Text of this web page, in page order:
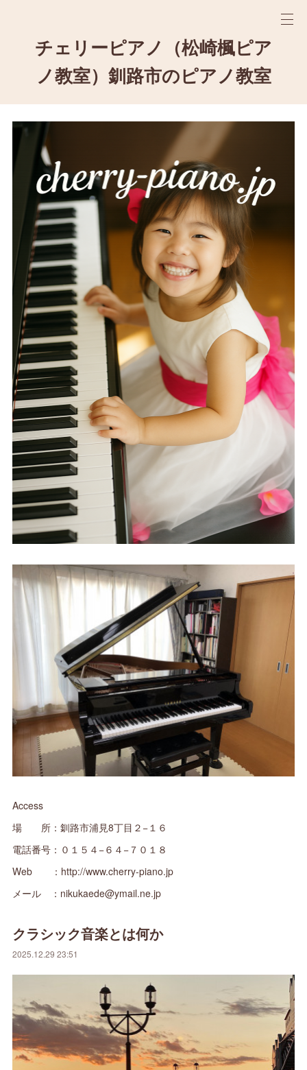
チェリーピアノ（松崎楓ピア
ノ教室）釧路市のピアノ教室
Access
場 所：釧路市浦見8丁目２−１６
電話番号：０１５４−６４−７０１８
Web ：http://www.cherry-piano.jp
メール ：nikukaede@ymail.ne.jp
クラシック音楽とは何か
2025.12.29 23:51